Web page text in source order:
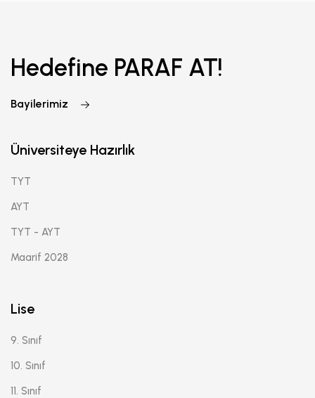
Hedefine PARAF AT!
Bayilerimiz
Üniversiteye Hazırlık
TYT
AYT
TYT - AYT
Maarif 2028
Lise
9. Sınıf
10. Sınıf
11. Sınıf